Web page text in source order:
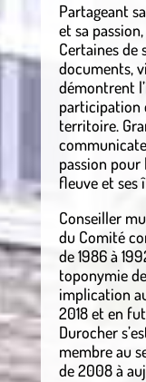
Partageant
et sa
Certaines de
documents,
démontrent
participation
territoire.
passion pour
fleuve et ses
Conseiller
du Comité
de 1986 à
toponymie
implication
2018 et en
Durocher
membre au
de 2008 à